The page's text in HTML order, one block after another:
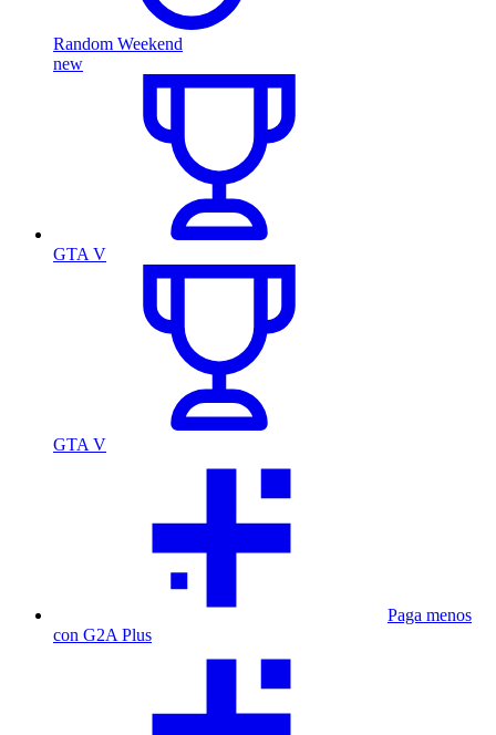
Random Weekend
new
GTA V
GTA V
Paga menos
con G2A Plus